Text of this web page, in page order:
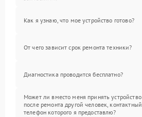
Как я узнаю, что мое устройство готово?
От чего зависит срок ремонта техники?
Диагностика проводится бесплатно?
Может ли вместо меня принять устройство
после ремонта другой человек, контактный
телефон которого я предоставлю?